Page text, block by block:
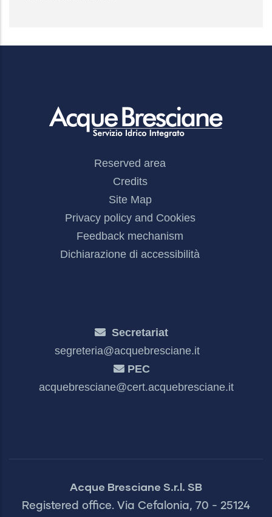
Reserved area
Credits
Site Map
Privacy policy and Cookies
Feedback mechanism
Dichiarazione di accessibilità
Secretariat
segreteria@acquebresciane.it
PEC
acquebresciane@cert.acquebresciane.it
Acque Bresciane S.r.l. SB
Registered office. Via Cefalonia, 70 - 25124